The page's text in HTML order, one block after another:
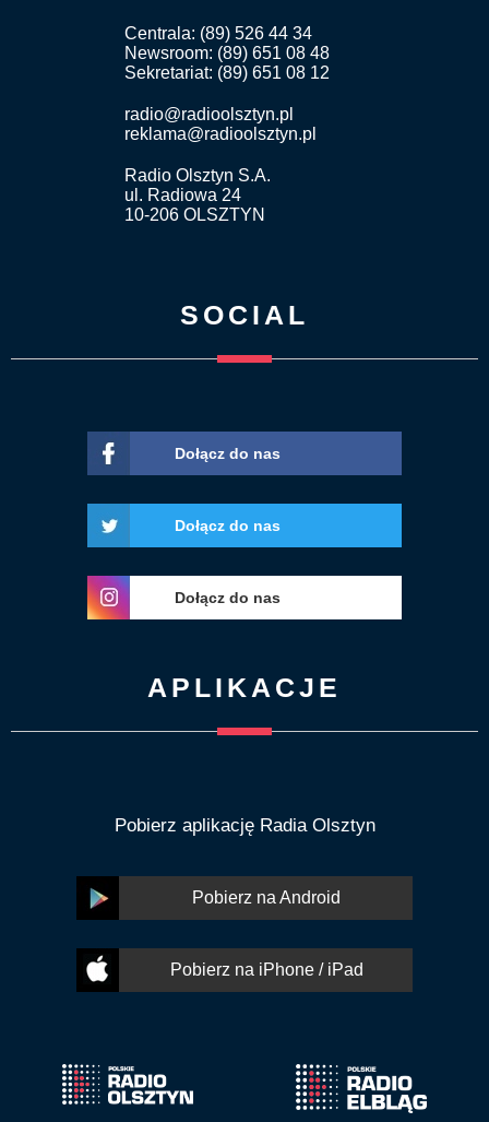
Centrala: (89) 526 44 34
Newsroom: (89) 651 08 48
Sekretariat: (89) 651 08 12
radio@radioolsztyn.pl
reklama@radioolsztyn.pl
Radio Olsztyn S.A.
ul. Radiowa 24
10-206 OLSZTYN
SOCIAL
Dołącz do nas
Dołącz do nas
Dołącz do nas
APLIKACJE
Pobierz aplikację Radia Olsztyn
Pobierz na Android
Pobierz na iPhone / iPad